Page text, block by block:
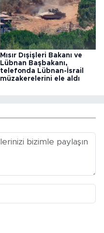
Mısır Dışişleri Bakanı ve
Lübnan Başbakanı,
telefonda Lübnan-İsrail
müzakerelerini ele aldı